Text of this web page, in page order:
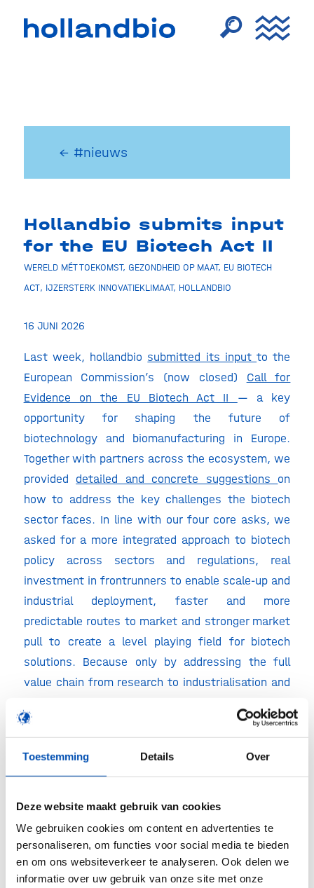
Toestemming Details Over
Deze website maakt gebruik van cookies
We gebruiken cookies om content en advertenties te
personaliseren, om functies voor social media te bieden
en om ons websiteverkeer te analyseren. Ook delen we
informatie over uw gebruik van onze site met onze
← #nieuws
Hollandbio submits input
for the EU Biotech Act II
WERELD MÉT TOEKOMST, GEZONDHEID OP MAAT, EU BIOTECH
ACT, IJZERSTERK INNOVATIEKLIMAAT, HOLLANDBIO
16 JUNI 2026
Last week, hollandbio submitted its inputto the
European Commission’s (now closed) Call for
Evidence on the EU Biotech Act II — a key
opportunity for shaping the future of
biotechnology and biomanufacturing in Europe.
Together with partners across the ecosystem, we
provided detailed and concrete suggestions on
how to address the key challenges the biotech
sector faces. In line with our four core asks, we
asked for a more integrated approach to biotech
policy across sectors and regulations, real
investment in frontrunners to enable scale-up and
industrial deployment, faster and more
predictable routes to market and stronger market
pull to create a level playing field for biotech
solutions. Because only by addressing the full
value chain from research to industrialisation and
innovations are not only developed here, but also
implemented here, delivering impact for health,
our planet and economic growth.
/